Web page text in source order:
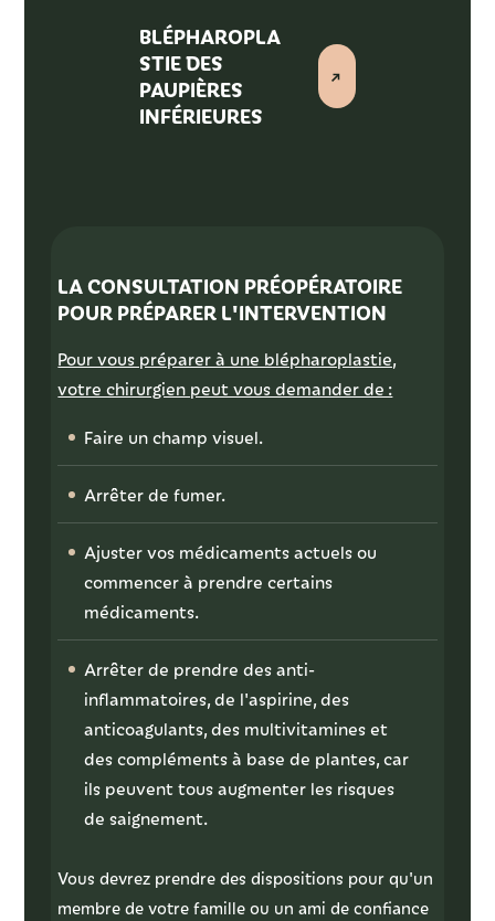
BLÉPHAROPLA
STIE DES
PAUPIÈRES
INFÉRIEURES
LA CONSULTATION PRÉOPÉRATOIRE
POUR PRÉPARER L'INTERVENTION
Pour vous préparer à une blépharoplastie,
votre chirurgien peut vous demander de :
Faire un champ visuel.
Arrêter de fumer.
Ajuster vos médicaments actuels ou
commencer à prendre certains
médicaments.
Arrêter de prendre des anti-
inflammatoires, de l'aspirine, des
anticoagulants, des multivitamines et
des compléments à base de plantes, car
ils peuvent tous augmenter les risques
de saignement.
Vous devrez prendre des dispositions pour qu'un
membre de votre famille ou un ami de confiance